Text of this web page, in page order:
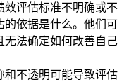
效评估标准不明确或不
的依据是什么。他们可
无法确定如何改善自己
和不透明可能导致评估